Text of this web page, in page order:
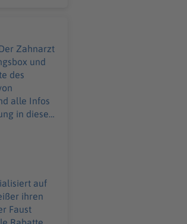
Zahnarzt
und
des
auf
ihren
Faust